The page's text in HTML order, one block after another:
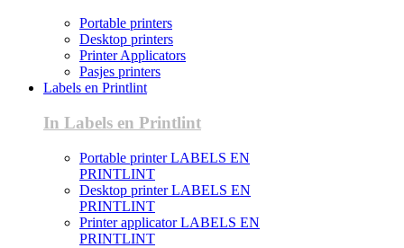
Portable printers
Desktop printers
Printer Applicators
Pasjes printers
Labels en Printlint
In Labels en Printlint
Portable printer LABELS EN
PRINTLINT
Desktop printer LABELS EN
PRINTLINT
Printer applicator LABELS EN
PRINTLINT